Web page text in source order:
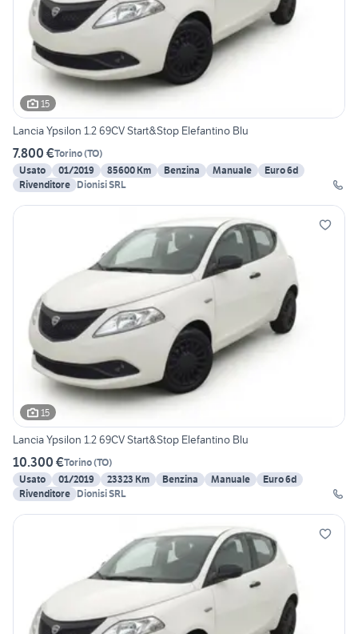
15
Lancia Ypsilon 1.2 69CV Start&Stop Elefantino Blu
7.800 €Torino(TO)
Usato
01/2019 85600 Km Benzina Manuale
Euro 6d
Rivenditore Dionisi SRL
15
Lancia Ypsilon 1.2 69CV Start&Stop Elefantino Blu
10.300 €Torino(TO)
Usato
01/2019 23323 Km Benzina Manuale
Euro 6d
Rivenditore Dionisi SRL